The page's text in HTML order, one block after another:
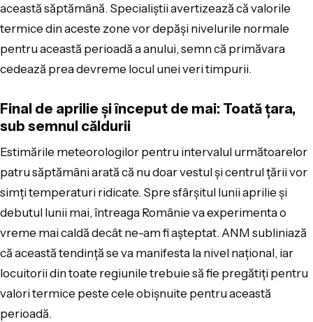
această săptămână. Specialiștii avertizează că valorile
termice din aceste zone vor depăși nivelurile normale
pentru această perioadă a anului, semn că primăvara
cedează prea devreme locul unei veri timpurii.
Final de aprilie și început de mai: Toată țara,
sub semnul căldurii
Estimările meteorologilor pentru intervalul următoarelor
patru săptămâni arată că nu doar vestul și centrul țării vor
simți temperaturi ridicate. Spre sfârșitul lunii aprilie și
debutul lunii mai, întreaga Românie va experimenta o
vreme mai caldă decât ne-am fi așteptat. ANM subliniază
că această tendință se va manifesta la nivel național, iar
locuitorii din toate regiunile trebuie să fie pregătiți pentru
valori termice peste cele obișnuite pentru această
perioadă.